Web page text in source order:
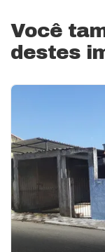
Você
destes